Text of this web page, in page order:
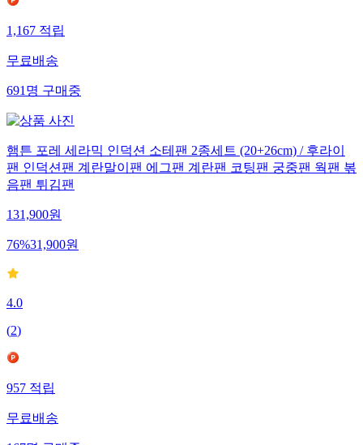
1,167적립
무료배송
691명구매중
햄튼 포레 세라믹 인덕션 소테팬 2종세트 (20+26cm) / 후라이
팬 인덕션팬 계란말이팬 에그팬 계란팬 코팅팬 궁중팬 웍팬 볶
음팬 튀김팬
131,900원
76%31,900원
4.0
(2)
957적립
무료배송